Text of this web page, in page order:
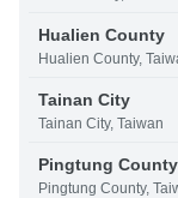
Hualien County
Hualien County,
Tainan City
Tainan City, Taiwan
Pingtung County
Pingtung County,